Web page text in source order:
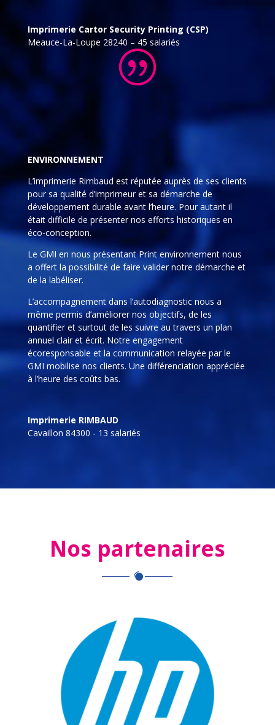
Imprimerie Cartor Security Printing (CSP)
Meauce-La-Loupe 28240 – 45 salariés
ENVIRONNEMENT
L’imprimerie Rimbaud est réputée auprès de ses clients
pour sa qualité d’imprimeur et sa démarche de
développement durable avant l’heure. Pour autant il
était difficile de présenter nos efforts historiques en
éco-conception.
Le GMI en nous présentant Print environnement nous
a offert la possibilité de faire valider notre démarche et
de la labéliser.
L’accompagnement dans l’autodiagnostic nous a
même permis d’améliorer nos objectifs, de les
quantifier et surtout de les suivre au travers un plan
annuel clair et écrit. Notre engagement
écoresponsable et la communication relayée par le
GMI mobilise nos clients. Une différenciation appréciée
à l’heure des coûts bas.
Imprimerie RIMBAUD
Cavaillon 84300 - 13 salariés
Nos partenaires